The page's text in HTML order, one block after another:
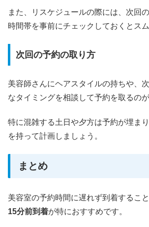
また、リスケジュールの際には、次回
時間帯を事前にチェックしておくとスム
次回の予約の取り方
美容師さんにヘアスタイルの持ちや、
なタイミングを相談して予約を取るのが
特に混雑する土日や夕方は予約が埋ま
を持って計画しましょう。
まとめ
美容室の予約時間に遅れず到着するこ
15分前到着が特におすすめです。